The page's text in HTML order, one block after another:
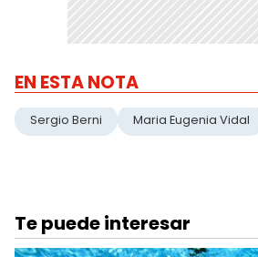
EN ESTA NOTA
Sergio Berni Maria Eugenia Vidal